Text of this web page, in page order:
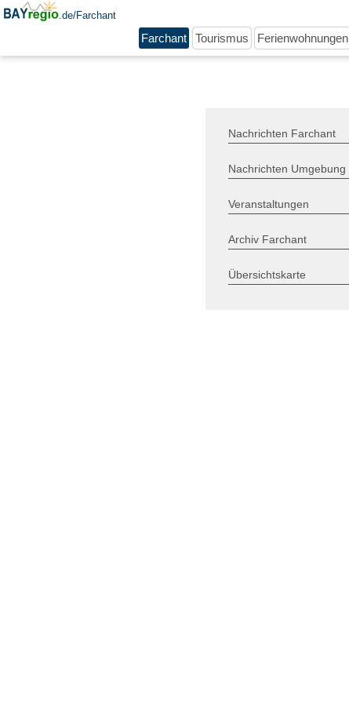
.de/Farchant
Farchant Tourismus Ferienwohnungen
Nachrichten Farchant
Nachrichten Umgebung
Veranstaltungen
Archiv Farchant
Übersichtskarte